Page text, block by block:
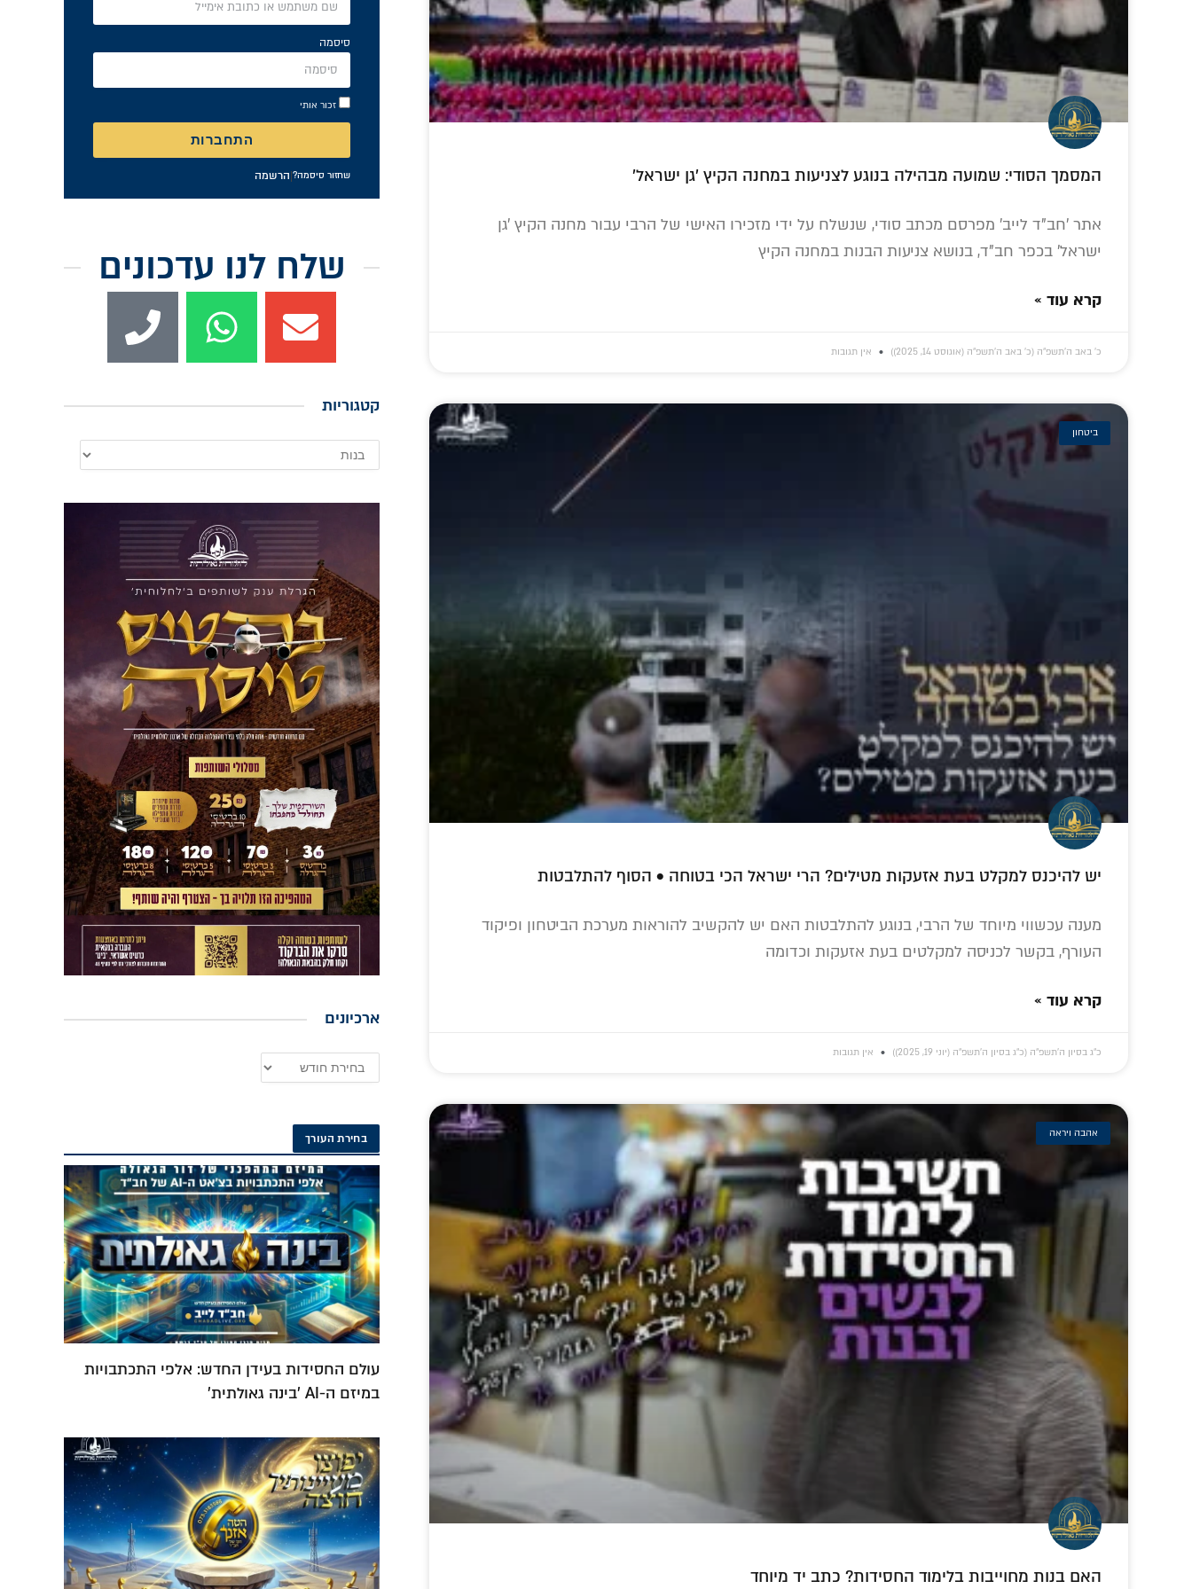
המסמך הסודי: שמועה מבהילה בנוגע לצניעות במחנה הקיץ 'גן ישראל'
אתר 'חב"ד לייב' מפרסם מכתב סודי, שנשלח על ידי מזכירו האישי של הרבי עבור מחנה הקיץ 'גן
ישראל' בכפר חב"ד, בנושא צניעות הבנות במחנה הקיץ
קרא עוד »
כ׳ באב ה׳תשפ״ה (כ׳ באב ה׳תשפ״ה (אוגוסט 14, 2025)) אין תגובות
ביטחון
יש להיכנס למקלט בעת אזעקות מטילים? הרי ישראל הכי בטוחה • הסוף להתלבטות
מענה עכשווי מיוחד של הרבי, בנוגע להתלבטות האם יש להקשיב להוראות מערכת הביטחון ופיקוד
העורף, בקשר לכניסה למקלטים בעת אזעקות וכדומה
קרא עוד »
כ״ג בסיון ה׳תשפ״ה (כ״ג בסיון ה׳תשפ״ה (יוני 19, 2025)) אין תגובות
אהבה ויראה
האם בנות מחוייבות בלימוד החסידות? כתב יד מיוחד
סיסמה
זכור אותי
התחברות
שחזור סיסמה?|הרשמה
שלח לנו עדכונים
קטגוריות
ארכיונים
בחירת העורך
עולם החסידות בעידן החדש: אלפי התכתבויות
במיזם ה-AI 'בינה גאולתית'